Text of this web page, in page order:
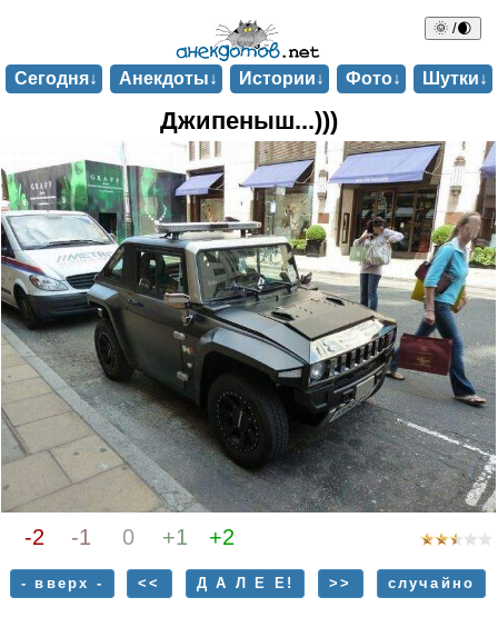
🌞 /🌒
Сегодня↓ Анекдоты↓ Истории↓ Фото↓ Шутки↓
Джипеныш...)))
-2 -1 0 +1 +2
- вверх - << Д А Л Е Е! >> случайно